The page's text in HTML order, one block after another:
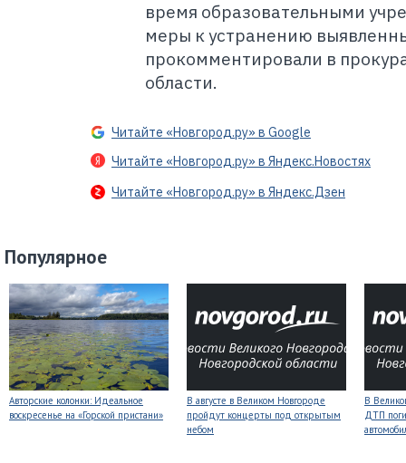
время образовательными
меры к устранению
прокомментировали в
области.
Читайте «Новгород.ру» в Google
Читайте «Новгород.ру» в Яндекс.Новостях
Читайте «Новгород.ру» в Яндекс.Дзен
Популярное
Авторские колонки: Идеальное
воскресенье на «Горской пристани»
В августе в Великом Новгороде
пройдут концерты под открытым
небом
В
ДТП